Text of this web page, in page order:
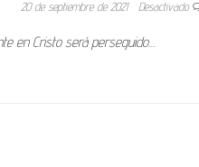
20 de septiembre de 2021 Desactivado
en Cristo será perseguido…